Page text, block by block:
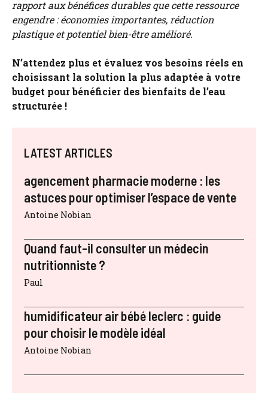
rapport aux bénéfices durables que cette ressource
engendre : économies importantes, réduction
plastique et potentiel bien-être amélioré.
N’attendez plus et évaluez vos besoins réels en
choisissant la solution la plus adaptée à votre
budget pour bénéficier des bienfaits de l’eau
structurée !
LATEST ARTICLES
agencement pharmacie moderne : les
astuces pour optimiser l’espace de vente
Antoine Nobian
Quand faut-il consulter un médecin
nutritionniste ?
Paul
humidificateur air bébé leclerc : guide
pour choisir le modèle idéal
Antoine Nobian